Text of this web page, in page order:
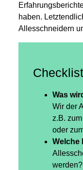
haben.
Allesschneidern
Was
Wir der
z.B.
oder
Welche
werden?